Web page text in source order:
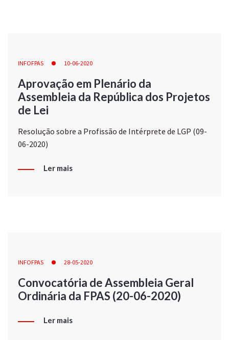
INFOFPAS 10-06-2020
Aprovação em Plenário da
Assembleia da República dos Projetos
de Lei
Resolução sobre a Profissão de Intérprete de LGP (09-
06-2020)
Ler mais
INFOFPAS 28-05-2020
Convocatória de Assembleia Geral
Ordinária da FPAS (20-06-2020)
Ler mais